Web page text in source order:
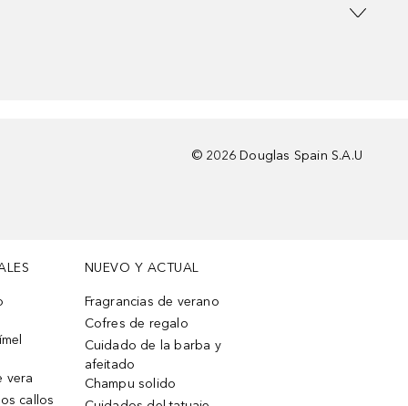
© 2026 Douglas Spain S.A.U
vera
callos
NUEVO Y ACTUAL
Fragrancias de verano
Cofres de regalo
Cuidado de la barba y
afeitado
Champu solido